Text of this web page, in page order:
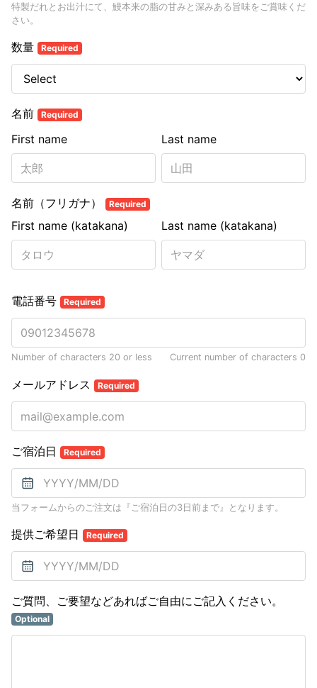
特製だれとお出汁にて、鰻本来の脂の甘みと深みある旨味をご賞味くだ
さい。
数量 Required
名前 Required
Last name
First name
名前（フリガナ） Required
Last name (katakana)
First name (katakana)
電話番号 Required
Number of characters 20 or less Current number of characters 0
メールアドレス Required
ご宿泊日 Required
当フォームからのご注文は『ご宿泊日の3日前まで』となります。
提供ご希望日 Required
ご質問、ご要望などあればご自由にご記入ください。
Optional